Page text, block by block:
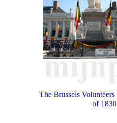
The Brussels Volunteers
of 1830